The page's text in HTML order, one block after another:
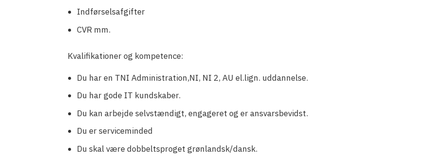
Indførselsafgifter
CVR mm.
Kvalifikationer og kompetence:
Du har en TNI Administration,NI, NI 2, AU el.lign. uddannelse.
Du har gode IT kundskaber.
Du kan arbejde selvstændigt, engageret og er ansvarsbevidst.
Du er serviceminded
Du skal være dobbeltsproget grønlandsk/dansk.